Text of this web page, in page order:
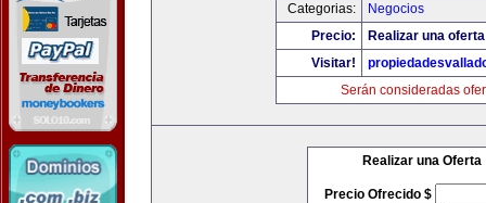
Categorias:
Negocios
Precio:
Realizar una
Visitar!
Serán consideradas
Realizar una Oferta
Precio Ofrecido $